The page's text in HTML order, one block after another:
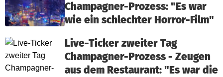
Champagner-Prozess: "Es war
wie ein schlechter Horror-Film"
Live-Ticker zweiter Tag
Champagner-Prozess - Zeugen
aus dem Restaurant: "Es war die